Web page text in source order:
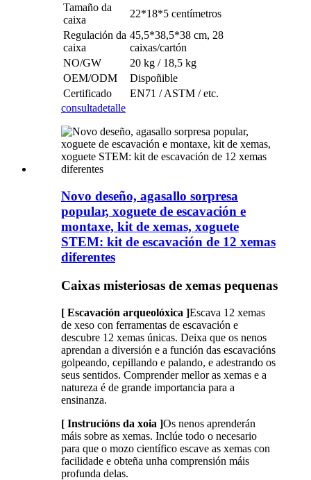
Tamaño da
caixa
22*18*5 centímetros
Regulación da
caixa
45,5*38,5*38 cm, 28
caixas/cartón
NO/GW
20 kg / 18,5 kg
OEM/ODM
Dispoñible
Certificado
EN71 / ASTM / etc.
consultadetalle
Novo deseño, agasallo sorpresa
popular, xoguete de escavación e
montaxe, kit de xemas, xoguete
STEM: kit de escavación de 12 xemas
diferentes
Caixas misteriosas de xemas pequenas
[ Escavación arqueolóxica ]Escava 12 xemas
de xeso con ferramentas de escavación e
descubre 12 xemas únicas. Deixa que os nenos
aprendan a diversión e a función das escavacións
golpeando, cepillando e palando, e adestrando os
seus sentidos. Comprender mellor as xemas e a
natureza é de grande importancia para a
ensinanza.
[ Instrucións da xoia ]Os nenos aprenderán
máis sobre as xemas. Inclúe todo o necesario
para que o mozo científico escave as xemas con
facilidade e obteña unha comprensión máis
profunda delas.